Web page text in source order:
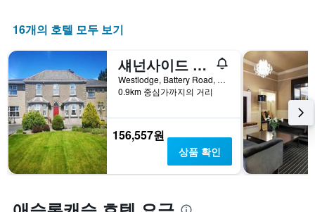
16개의 호텔 모두 보기
섀넌사이드 하우스 B&B
Westlodge, Battery Road, 애슬론, 아일랜드
0.9km 중심가까지의 거리
156,557원
상품 확인